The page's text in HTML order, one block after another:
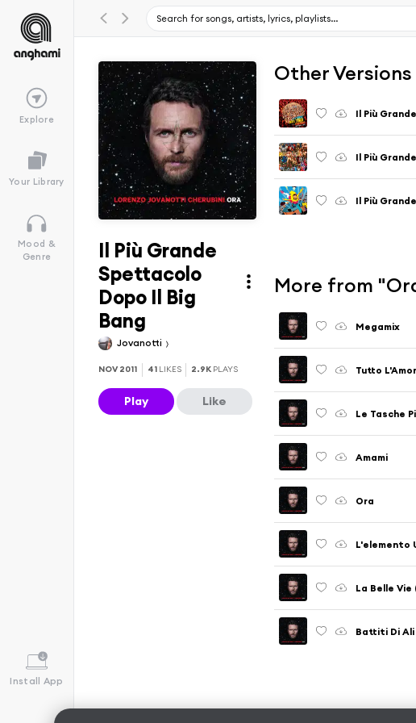
Explore
Your Library
Mood &
Genre
Install App
Il Più Grande
Spettacolo
Dopo Il Big
Bang
Jovanotti
NOV 2011 41 LIKES 2.9K PLAYS
Play Like
Other Versions
Il Più
Il Più
More from
Megamix
Tutto
Le Tasche
Amami
Ora
L'elemento
La Belle
Battiti Di